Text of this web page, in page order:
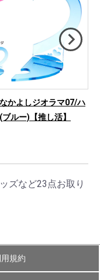
かよしジオラマ07/ハ
ルー)【推し活】
ズなど23点お取り
規約